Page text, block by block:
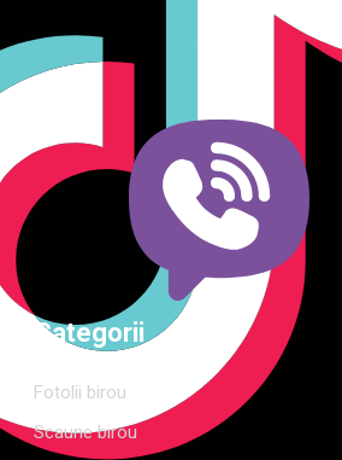
dormitor și grădină. Calitate,
modern pentru orice spațiu.Îți
complete de amenajare direct de la
extinsă și consultanță gratuită
Categorii
Fotolii birou
Scaune birou